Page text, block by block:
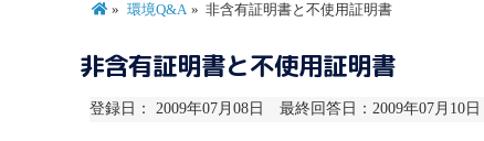
環境Q&A 非含有証明書と不使用証明書
非含有証明書と不使用証明書
登録日： 2009年07月08日 最終回答日：2009年07月10日